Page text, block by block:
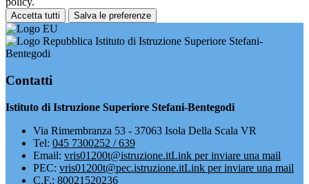
Accetta tutti Salva le preferenze
Istituto di Istruzione Superiore Stefani-
Bentegodi
Contatti
Istituto di Istruzione Superiore Stefani-Bentegodi
Via Rimembranza 53 - 37063 Isola Della Scala VR
Tel: 045 7300252 / 639
Email: vris01200t@istruzione.itLink per inviare una mail
PEC: vris01200t@pec.istruzione.itLink per inviare una mail
C.F.: 80021520236